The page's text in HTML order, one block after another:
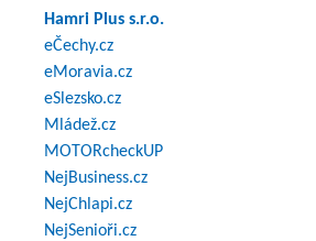
Hamri Plus s.r.o.
eČechy.cz
eMoravia.cz
eSlezsko.cz
Mládež.cz
MOTORcheckUP
NejBusiness.cz
NejChlapi.cz
NejSenioři.cz